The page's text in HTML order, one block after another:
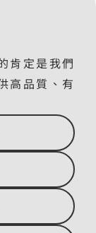
肯定是我們
高品質、有